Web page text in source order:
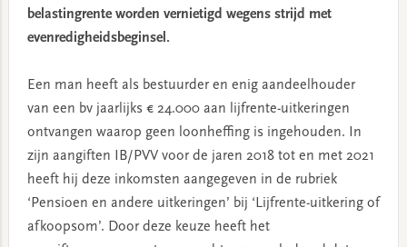
belastingrente worden vernietigd wegens strijd met
evenredigheidsbeginsel.
Een man heeft als bestuurder en enig aandeelhouder
van een bv jaarlijks € 24.000 aan lijfrente-uitkeringen
ontvangen waarop geen loonheffing is ingehouden. In
zijn aangiften IB/PVV voor de jaren 2018 tot en met 2021
heeft hij deze inkomsten aangegeven in de rubriek
‘Pensioen en andere uitkeringen’ bij ‘Lijfrente-uitkering of
afkoopsom’. Door deze keuze heeft het